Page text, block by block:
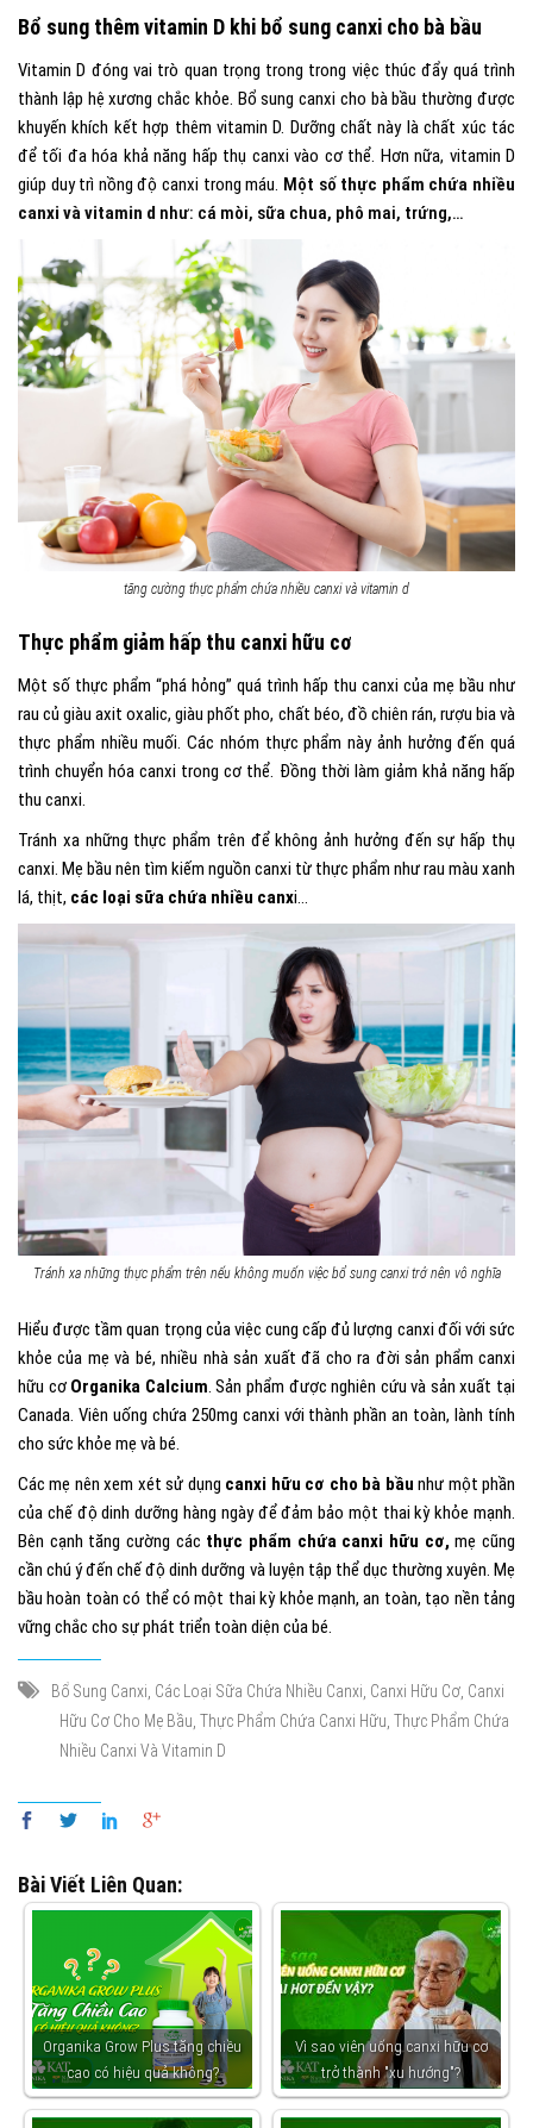
Bổ sung thêm vitamin D khi bổ sung canxi cho bà bầu
Vitamin D đóng vai trò quan trọng trong trong việc thúc đẩy quá trình
thành lập hệ xương chắc khỏe. Bổ sung canxi cho bà bầu thường được
khuyến khích kết hợp thêm vitamin D. Dưỡng chất này là chất xúc tác
để tối đa hóa khả năng hấp thụ canxi vào cơ thể. Hơn nữa, vitamin D
giúp duy trì nồng độ canxi trong máu. Một số thực phẩm chứa nhiều
canxi và vitamin d như: cá mòi, sữa chua, phô mai, trứng,…
tăng cường thực phẩm chứa nhiều canxi và vitamin d
Thực phẩm giảm hấp thu canxi hữu cơ
Một số thực phẩm “phá hỏng” quá trình hấp thu canxi của mẹ bầu như
rau củ giàu axit oxalic, giàu phốt pho, chất béo, đồ chiên rán, rượu bia và
thực phẩm nhiều muối. Các nhóm thực phẩm này ảnh hưởng đến quá
trình chuyển hóa canxi trong cơ thể. Đồng thời làm giảm khả năng hấp
thu canxi.
Tránh xa những thực phẩm trên để không ảnh hưởng đến sự hấp thụ
canxi. Mẹ bầu nên tìm kiếm nguồn canxi từ thực phẩm như rau màu xanh
lá, thịt, các loại sữa chứa nhiều canxi…
Tránh xa những thực phẩm trên nếu không muốn việc bổ sung canxi trở nên vô nghĩa
Hiểu được tầm quan trọng của việc cung cấp đủ lượng canxi đối với sức
khỏe của mẹ và bé, nhiều nhà sản xuất đã cho ra đời sản phẩm canxi
hữu cơ Organika Calcium. Sản phẩm được nghiên cứu và sản xuất tại
Canada. Viên uống chứa 250mg canxi với thành phần an toàn, lành tính
cho sức khỏe mẹ và bé.
Các mẹ nên xem xét sử dụng canxi hữu cơ cho bà bầu như một phần
của chế độ dinh dưỡng hàng ngày để đảm bảo một thai kỳ khỏe mạnh.
Bên cạnh tăng cường các thực phẩm chứa canxi hữu cơ,mẹ cũng
cần chú ý đến chế độ dinh dưỡng và luyện tập thể dục thường xuyên. Mẹ
bầu hoàn toàn có thể có một thai kỳ khỏe mạnh, an toàn, tạo nền tảng
vững chắc cho sự phát triển toàn diện của bé.
Bổ Sung Canxi, Các Loại Sữa Chứa Nhiều Canxi, Canxi Hữu Cơ, Canxi
Hữu Cơ Cho Mẹ Bầu, Thực Phẩm Chứa Canxi Hữu, Thực Phẩm Chứa
Nhiều Canxi Và Vitamin D
Bài Viết Liên Quan:
Organika Grow Plus tăng chiều
cao có hiệu quả không?
Vì sao viên uống canxi hữu cơ
trở thành "xu hướng"?